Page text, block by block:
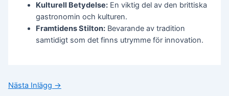
Kulturell Betydelse: En viktig del av den brittiska
gastronomin och kulturen.
Framtidens Stilton: Bevarande av tradition
samtidigt som det finns utrymme för innovation.
Nästa Inlägg →